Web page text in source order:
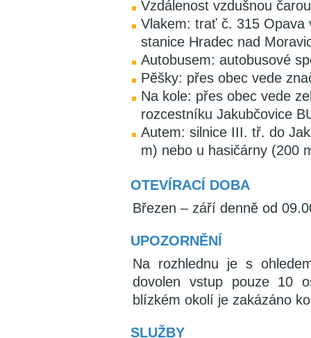
Vzdálenost vzdušnou
Vlakem: trať č. 315 Opava
stanice Hradec nad
Autobusem: autobusové
Pěšky: přes obec vede
Na kole: přes obec vede
rozcestníku Jakubčovice
Autem: silnice III. tř. do
m) nebo u hasičárny (200
OTEVÍRACÍ DOBA
Březen – září denně od
UPOZORNĚNÍ
Na rozhlednu je s
dovolen vstup pouze 10
blízkém okolí je zakázáno
SLUŽBY